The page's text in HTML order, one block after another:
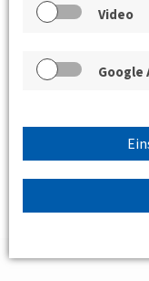
Video
Google